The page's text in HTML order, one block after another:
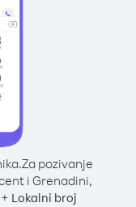
Za pozivanje
i Grenadini,
+ Lokalni broj